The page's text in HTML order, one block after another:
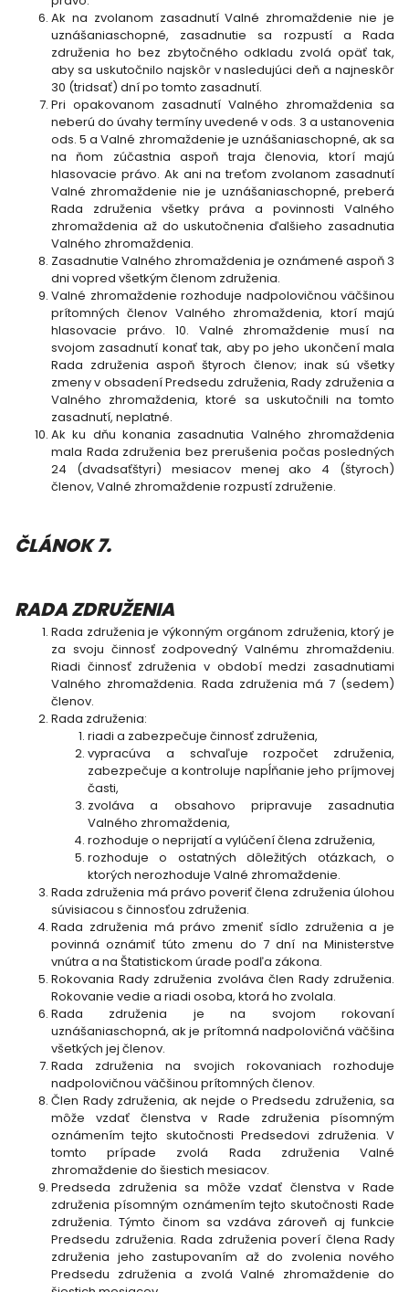
Ak na zvolanom zasadnutí Valné zhromaždenie nie je
uznášaniaschopné, zasadnutie sa rozpustí a Rada
združenia ho bez zbytočného odkladu zvolá opäť tak,
aby sa uskutočnilo najskôr v nasledujúci deň a najneskôr
30 (tridsať) dní po tomto zasadnutí.
Pri opakovanom zasadnutí Valného zhromaždenia sa
neberú do úvahy termíny uvedené v ods. 3 a ustanovenia
ods. 5 a Valné zhromaždenie je uznášaniaschopné, ak sa
na ňom zúčastnia aspoň traja členovia, ktorí majú
hlasovacie právo. Ak ani na treťom zvolanom zasadnutí
Valné zhromaždenie nie je uznášaniaschopné, preberá
Rada združenia všetky práva a povinnosti Valného
zhromaždenia až do uskutočnenia ďalšieho zasadnutia
Valného zhromaždenia.
Zasadnutie Valného zhromaždenia je oznámené aspoň 3
dni vopred všetkým členom združenia.
Valné zhromaždenie rozhoduje nadpolovičnou väčšinou
prítomných členov Valného zhromaždenia, ktorí majú
hlasovacie právo. 10. Valné zhromaždenie musí na
svojom zasadnutí konať tak, aby po jeho ukončení mala
Rada združenia aspoň štyroch členov; inak sú všetky
zmeny v obsadení Predsedu združenia, Rady združenia a
Valného zhromaždenia, ktoré sa uskutočnili na tomto
zasadnutí, neplatné.
Ak ku dňu konania zasadnutia Valného zhromaždenia
mala Rada združenia bez prerušenia počas posledných
24 (dvadsaťštyri) mesiacov menej ako 4 (štyroch)
členov, Valné zhromaždenie rozpustí združenie.
ČLÁNOK 7.
RADA ZDRUŽENIA
Rada združenia je výkonným orgánom združenia, ktorý je
za svoju činnosť zodpovedný Valnému zhromaždeniu.
Riadi činnosť združenia v období medzi zasadnutiami
Valného zhromaždenia. Rada združenia má 7 (sedem)
členov.
Rada združenia:
riadi a zabezpečuje činnosť združenia,
vypracúva a schvaľuje rozpočet združenia,
zabezpečuje a kontroluje napĺňanie jeho príjmovej
časti,
zvoláva a obsahovo pripravuje zasadnutia
Valného zhromaždenia,
rozhoduje o neprijatí a vylúčení člena združenia,
rozhoduje o ostatných dôležitých otázkach, o
ktorých nerozhoduje Valné zhromaždenie.
Rada združenia má právo poveriť člena združenia úlohou
súvisiacou s činnosťou združenia.
Rada združenia má právo zmeniť sídlo združenia a je
povinná oznámiť túto zmenu do 7 dní na Ministerstve
vnútra a na Štatistickom úrade podľa zákona.
Rokovania Rady združenia zvoláva člen Rady združenia.
Rokovanie vedie a riadi osoba, ktorá ho zvolala.
Rada združenia je na svojom rokovaní
uznášaniaschopná, ak je prítomná nadpolovičná väčšina
všetkých jej členov.
Rada združenia na svojich rokovaniach rozhoduje
nadpolovičnou väčšinou prítomných členov.
Člen Rady združenia, ak nejde o Predsedu združenia, sa
môže vzdať členstva v Rade združenia písomným
oznámením tejto skutočnosti Predsedovi združenia. V
tomto prípade zvolá Rada združenia Valné
zhromaždenie do šiestich mesiacov.
Predseda združenia sa môže vzdať členstva v Rade
združenia písomným oznámením tejto skutočnosti Rade
združenia. Týmto činom sa vzdáva zároveň aj funkcie
Predsedu združenia. Rada združenia poverí člena Rady
združenia jeho zastupovaním až do zvolenia nového
Predsedu združenia a zvolá Valné zhromaždenie do